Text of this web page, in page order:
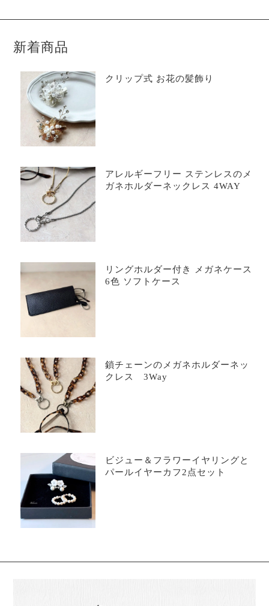
新着商品
クリップ式 お花の髪飾り
アレルギーフリー ステンレスのメ
ガネホルダーネックレス 4WAY
リングホルダー付き メガネケース
6色 ソフトケース
鎖チェーンのメガネホルダーネッ
クレス 3Way
ビジュー＆フラワーイヤリングと
パールイヤーカフ2点セット